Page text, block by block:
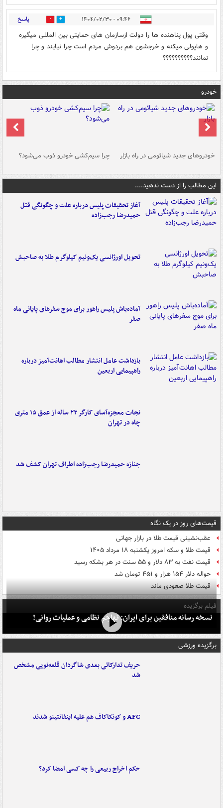
۰۹:۴۶ - ۱۴۰۴/۰۲/۳۰ 1 پاسخ
وقتی پول پناهنده ها را دولت ازسازمان های حمایتی بین المللی میگیره
و هاپولی میکنه و خرجشون هم بردوش مردم است چرا نیایند و چرا
نمانند؟؟؟؟؟؟؟؟؟؟
خودرو
خودروهای جدید شیائومی در راه بازار چرا سیم‌کشی خودرو ذوب می‌شود؟
این مطالب را از دست ندهید....
آغاز تحقیقات پلیس درباره علت و چگونگی قتل
حمیدرضا رجب‌زاده
تحویل اورژانسی یک‌ونیم کیلوگرم طلا به صاحبش
آماده‌باش پلیس راهور برای موج سفرهای پایانی ماه
صفر
بازداشت عامل انتشار مطالب اهانت‌آمیز درباره
راهپیمایی اربعین
نجات معجزه‌آسای کارگر ۲۲ ساله از عمق ۱۵ متری
چاه در تهران
جنازه حمیدرضا رجب‌زاده اطراف تهران کشف شد
قیمت‌های روز در یک نگاه
عقب‌نشینی قیمت طلا در بازار جهانی
قیمت طلا و سکه امروز یکشنبه ۱۸ مرداد ۱۴۰۵
قیمت نفت به ۸۳ دلار و ۵۵ سنت در هر بشکه رسید
حواله دلار ۱۵۴ هزار و ۴۵۱ تومان شد
قیمت طلا صعودی ماند
فیلم برگزیده
نسخه رسانه منافقین برای ایران: تهاجم نظامی و عملیات روانی!
برگزیده ورزشی
حریف تدارکاتی بعدی شاگردان قلعه‌نویی مشخص
شد
AFC و کونکاکاف هم علیه اینفانتینو شدند
حکم اخراج ربیعی را چه کسی امضا کرد؟